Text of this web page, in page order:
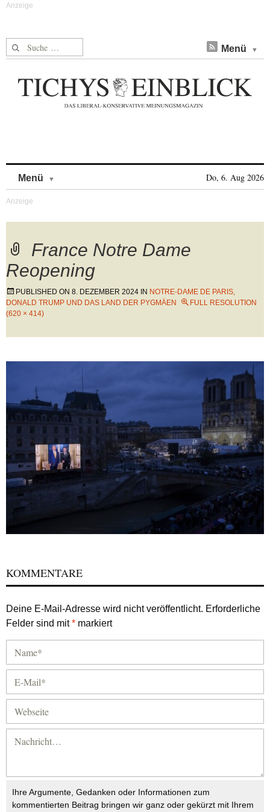
Suche nach: Menü
Menü Do, 6. Aug 2026
France Notre Dame
Reopening
PUBLISHED ON 8. DEZEMBER 2024 IN NOTRE-DAME DE PARIS,
DONALD TRUMP UND DAS LAND DER PYGMÄEN
FULL RESOLUTION
(620 × 414)
KOMMENTARE
Deine E-Mail-Adresse wird nicht veröffentlicht. Erforderliche
Felder sind mit* markiert
Ihre Argumente, Gedanken oder Informationen zum
kommentierten Beitrag bringen wir ganz oder gekürzt mit Ihrem